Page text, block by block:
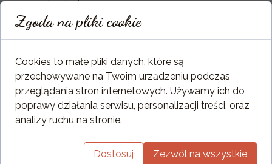
plamieniem.
Zgoda na pliki cookie
Cookies to małe pliki danych, które są
przechowywane na Twoim urządzeniu podczas
przeglądania stron internetowych. Używamy ich do
poprawy działania serwisu, personalizacji treści, oraz
analizy ruchu na stronie.
Dostosuj Zezwól na wszystkie